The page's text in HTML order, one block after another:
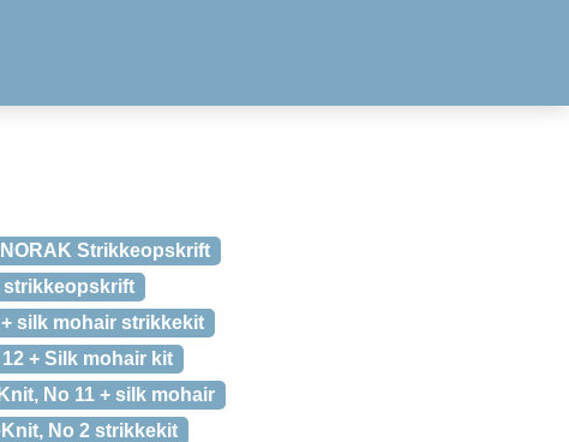
Strikkeopskrift
strikkeopskrift
silk mohair strikkekit
+ Silk mohair kit
No 11 + silk mohair
No 2 strikkekit